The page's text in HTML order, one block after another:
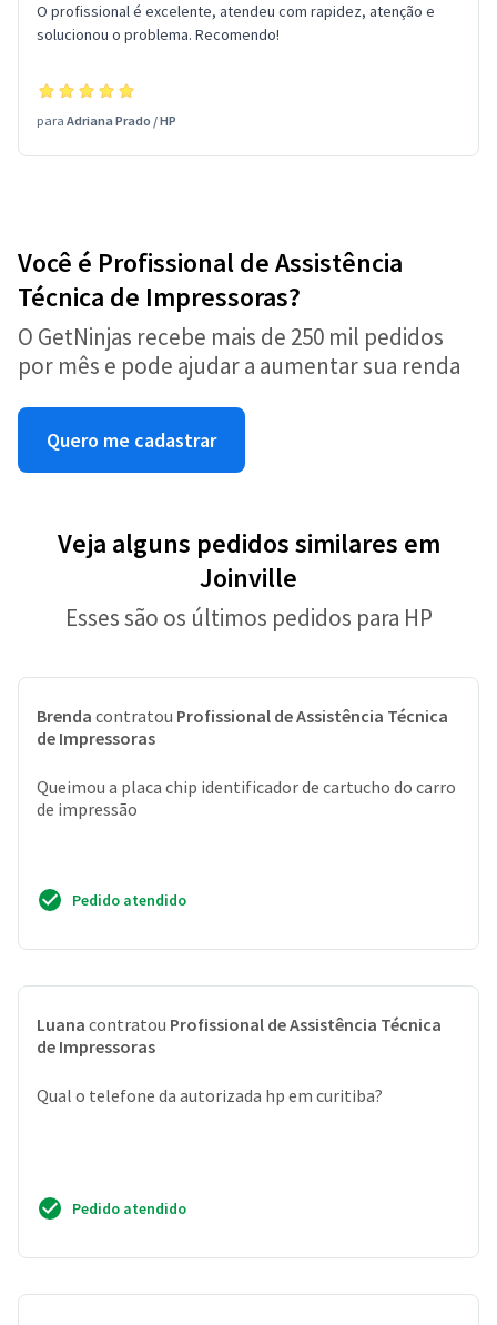
O profissional é excelente, atendeu com rapidez, atenção e
solucionou o problema. Recomendo!
para Adriana Prado /HP
Você é Profissional de Assistência
Técnica de Impressoras?
O GetNinjas recebe mais de 250 mil pedidos
por mês e pode ajudar a aumentar sua renda
Quero me cadastrar
Veja alguns pedidos similares em
Joinville
Esses são os últimos pedidos para HP
Brenda contratou Profissional de Assistência Técnica
de Impressoras
Queimou a placa chip identificador de cartucho do carro
de impressão
Pedido atendido
Luana contratou Profissional de Assistência Técnica
de Impressoras
Qual o telefone da autorizada hp em curitiba?
Pedido atendido